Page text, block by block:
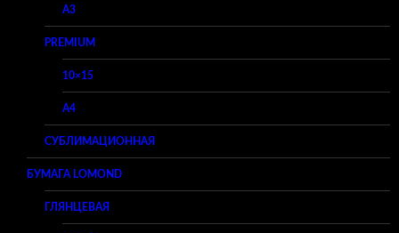
A3
PREMIUM
10×15
A4
СУБЛИМАЦИОННАЯ
БУМАГА LOMOND
ГЛЯНЦЕВАЯ